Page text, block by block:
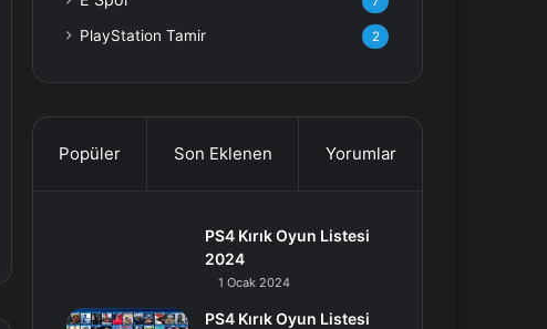
PlayStation Tamir 2
Popüler Son Eklenen Yorumlar
PS4 Kırık Oyun Listesi
2024
1 Ocak 2024
PS4 Kırık Oyun Listesi